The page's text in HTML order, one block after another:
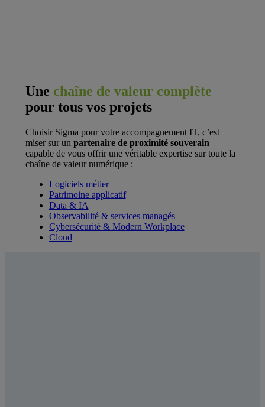
Une chaîne de valeur complète
pour tous vos projets
Choisir Sigma pour votre accompagnement IT, c’est
miser sur un partenaire de proximité souverain
capable de vous offrir une véritable expertise sur toute la
chaîne de valeur numérique :
Logiciels métier
Patrimoine applicatif
Data & IA
Observabilité & services managés
Cybersécurité & Modern Workplace
Cloud